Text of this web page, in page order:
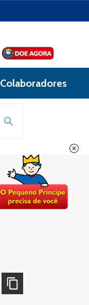
Colaboradores